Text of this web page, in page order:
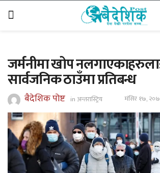
जर्मनीमा खोप
सार्वजनिक ठाउँमा प्रतिबन्ध
बैदेशिक पोष्ट inअन्तरास्ट्रिय मंसिर १७,